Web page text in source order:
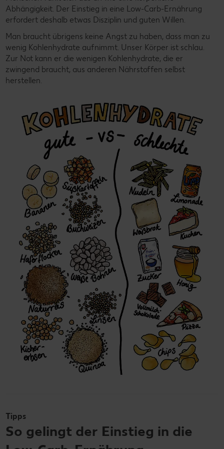
Abhängigkeit. Der Einstieg in eine Low-Carb-Ernährung
erfordert deshalb etwas Disziplin und guten Willen.
Man braucht übrigens keine Angst zu haben, dass man zu
wenig Kohlenhydrate aufnimmt. Unser Körper ist schlau.
Zur Not kann er die wenigen Kohlenhydrate, die er
zwingend braucht, aus anderen Nährstoffen selbst
herstellen.
Tipps
So gelingt der Einstieg in die